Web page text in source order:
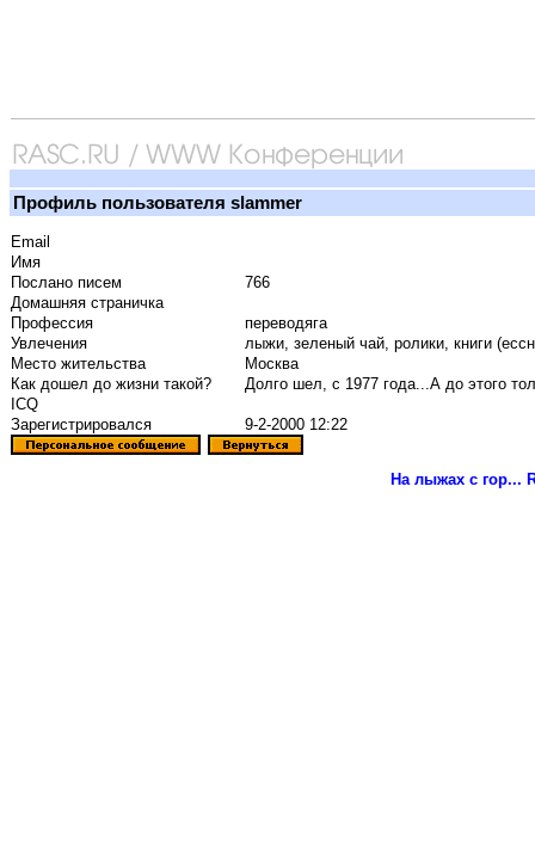
Профиль пользователя slammer
Email
Имя
Послано писем
766
Домашняя страничка
Профессия
переводяга
Увлечения
лыжи, зеленый чай, ролики, книги
Место жительства
Москва
Как дошел до жизни такой?
Долго шел, с 1977 года...А до этого
ICQ
Зарегистрировался
9-2-2000 12:22
На лыжах с гор...